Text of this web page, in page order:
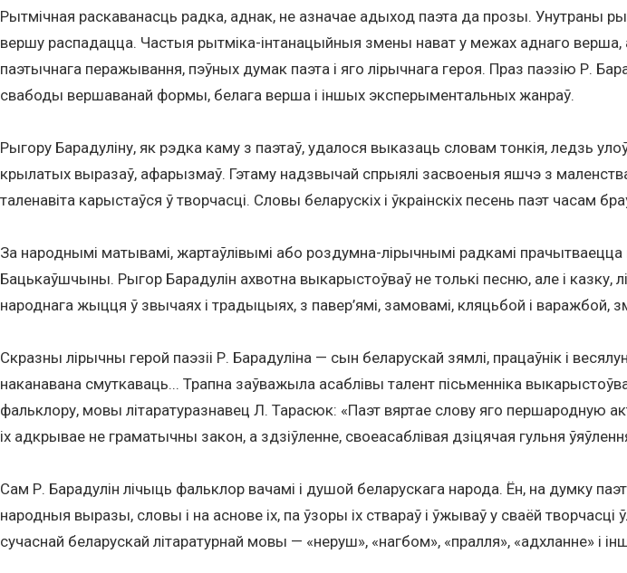
Рытмічная раскаванасць радка, аднак, не азначае адыход паэта да прозы.
вершу распадацца. Частыя рытміка-інтанацыйныя змены нават у межах аднаго
паэтычнага перажывання, пэўных думак паэта і яго лірычнага героя. Праз паэзію Р.
свабоды вершаванай формы, белага верша і іншых эксперыментальных жанраў.
Рыгору Барадуліну, як рэдка каму з паэтаў, удалося выказаць словам тонкія, ледзь
крылатых выразаў, афарызмаў. Гэтаму надзвычай спрыялі засвоеныя яшчэ з
таленавіта карыстаўся ў творчасці. Словы беларускіх і ўкраінскіх песень паэт часам
За народнымі матывамі, жартаўлівымі або роздумна-лірычнымі радкамі прачытваецца
Бацькаўшчыны. Рыгор Барадулін ахвотна выкарыстоўваў не толькі песню, але і казку,
народнага жыцця ў звычаях і традыцыях, з павер’ямі, замовамі, кляцьбой і варажбой,
Скразны лірычны герой паэзіі Р. Барадуліна — сын беларускай зямлі, працаўнік і
наканавана смуткаваць... Трапна заўважыла асаблівы талент пісьменніка
фальклору, мовы літаратуразнавец Л. Тарасюк: «Паэт вяртае слову яго першародную
іх адкрывае не граматычны закон, а здзіўленне, своеасаблівая дзіцячая гульня
Сам Р. Барадулін лічыць фальклор вачамі і душой беларускага народа. Ён, на думку
народныя выразы, словы і на аснове іх, па ўзоры іх ствараў і ўжываў у сваёй
сучаснай беларускай літаратурнай мовы — «неруш», «нагбом», «пралля», «адхланне» і